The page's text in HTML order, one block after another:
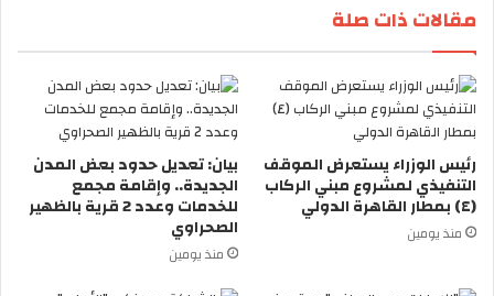
مقالات ذات صلة
رئيس الوزراء يستعرض الموقف
التنفيذي لمشروع مبني الركاب
(٤) بمطار القاهرة الدولي
منذ يومين
بيان: تعديل حدود بعض المدن
الجديدة.. وإقامة مجمع
للخدمات وعدد 2 قرية بالظهير
الصحراوي
منذ يومين